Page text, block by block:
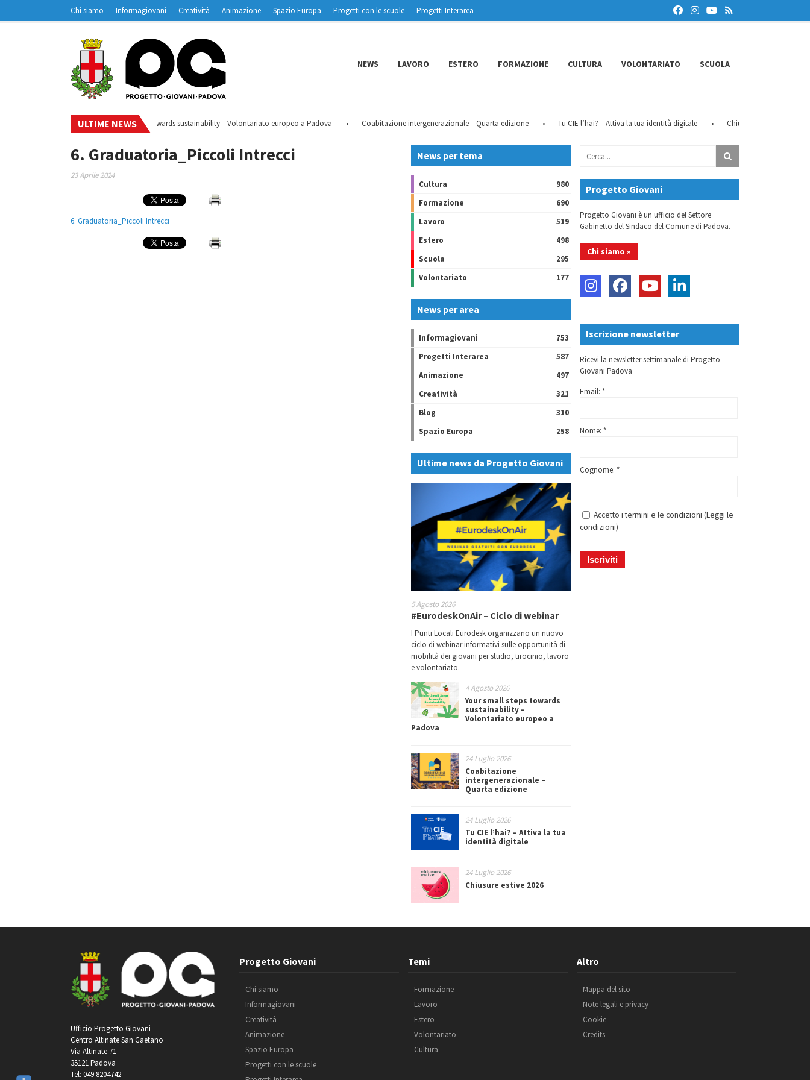
Chi siamo Informagiovani Creatività Animazione Spazio Europa Progetti con le scuole
Progetti Interarea
Contatti
Padovanet
NEWS LAVORO ESTERO FORMAZIONE CULTURA VOLONTARIATO SCUOLA
ULTIME NEWS
Your small steps towards sustainability – Volontariato europeo a Padova Coabitazione intergenerazionale – Quarta edizione Tu CIE l’hai? – Attiva la tua identità digitale Chiusure estive 2026
6. Graduatoria_Piccoli Intrecci
23 Aprile 2024
6. Graduatoria_Piccoli Intrecci
News per tema
Cultura
980
Formazione
690
Lavoro
519
Estero
498
Scuola
295
Volontariato
177
News per area
Informagiovani
753
Progetti Interarea
587
Animazione
497
Creatività
321
Blog
310
Spazio Europa
258
Ultime news da Progetto Giovani
5 Agosto 2026
#EurodeskOnAir – Ciclo di webinar
I Punti Locali Eurodesk organizzano un nuovo
ciclo di webinar informativi sulle opportunità di
mobilità dei giovani per studio, tirocinio, lavoro
e volontariato.
4 Agosto 2026
Your small steps towards
sustainability –
Volontariato europeo a
Padova
24 Luglio 2026
Coabitazione
intergenerazionale –
Quarta edizione
24 Luglio 2026
Tu CIE l’hai? – Attiva la tua
identità digitale
24 Luglio 2026
Chiusure estive 2026
Progetto Giovani
Progetto Giovani è un ufficio del Settore
Gabinetto del Sindaco del Comune di Padova.
Chi siamo »
Iscrizione newsletter
Ricevi la newsletter settimanale di Progetto
Giovani Padova
Email: *
Nome: *
Cognome: *
Accetto i termini e le condizioni (Leggi le
condizioni)
Ufficio Progetto Giovani
Centro Altinate San Gaetano
Via Altinate 71
35121 Padova
Tel: 049 8204742
Progetto Giovani
Chi siamo
Informagiovani
Creatività
Animazione
Spazio Europa
Progetti con le scuole
Temi
Formazione
Lavoro
Estero
Volontariato
Cultura
Altro
Mappa del sito
Note legali e privacy
Cookie
Credits